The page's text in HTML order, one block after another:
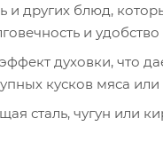
других блюд,
и
духовки, что
кусков мяса
сталь, чугун или